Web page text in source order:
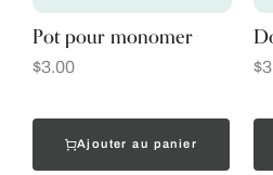
Pot pour monomer
$3.00
Ajouter au panier
$